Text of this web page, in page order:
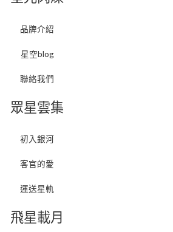
品牌介紹
星空blog
聯絡我們
眾星雲集
初入銀河
客官的愛
運送星軌
飛星載月